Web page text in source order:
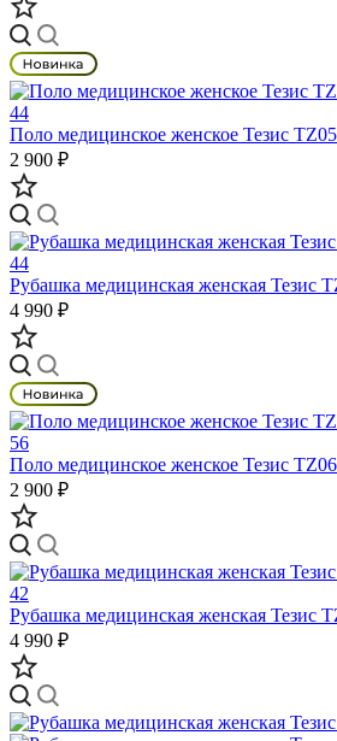
Поло медицинское женское Тезис
2 900 ₽
Рубашка медицинская женская Тезис
4 990 ₽
Поло медицинское женское Тезис
2 900 ₽
Рубашка медицинская женская Тезис
4 990 ₽